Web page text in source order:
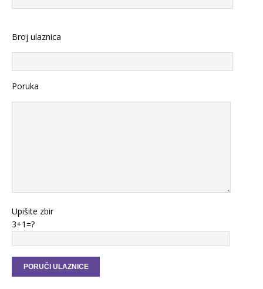
Broj ulaznica
Poruka
Upišite zbir
3+1=?